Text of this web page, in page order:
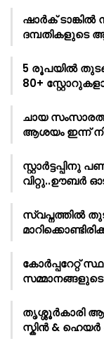
ഷാർക്‌ ടാങ്കിൽ
ദമ്പതികളുടെ
5 രൂപയിൽ
80+
ചായ
ആശയം ഇന്ന്
വിറ്റു..ഊബർ
സ്വപ്നത്തിൽ
കോർപ്പറേറ്റ്
തൃശ്ശൂർകാരി
സ്കിൻ &